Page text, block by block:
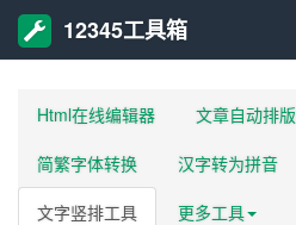
12345工具箱
Html在线编辑器 文章自动排版
简繁字体转换 汉字转为拼音
文字竖排工具 更多工具